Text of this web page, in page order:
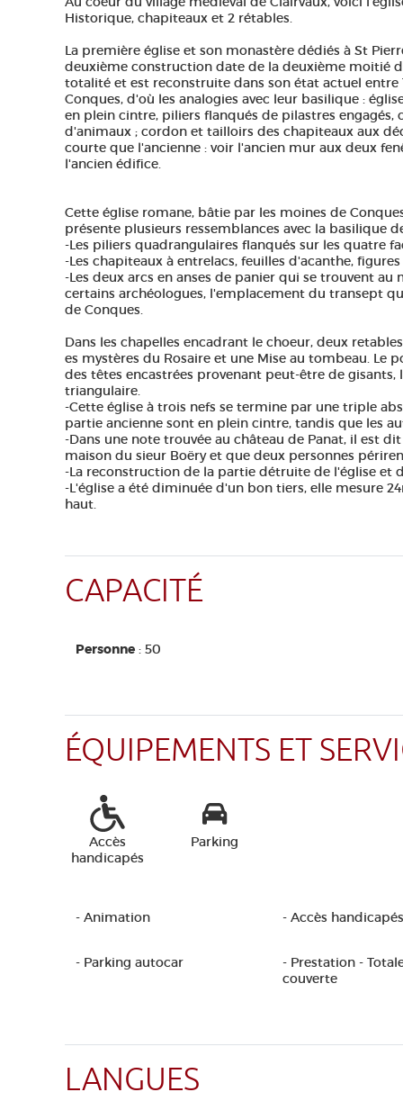
Historique, chapiteaux et 2 rétables.
La première église et son monastère dédiés à St
deuxième construction date de la deuxième moitié
totalité et est reconstruite dans son état actuel entre
Conques, d'où les analogies avec leur basilique :
en plein cintre, piliers flanqués de pilastres
d'animaux ; cordon et tailloirs des chapiteaux aux
courte que l'ancienne : voir l'ancien mur aux deux
l'ancien édifice.
Cette église romane, bâtie par les moines de
présente plusieurs ressemblances avec la basilique
-Les piliers quadrangulaires flanqués sur les quatre
-Les chapiteaux à entrelacs, feuilles d'acanthe,
-Les deux arcs en anses de panier qui se trouvent
certains archéologues, l'emplacement du transept
de Conques.
Dans les chapelles encadrant le choeur, deux
es mystères du Rosaire et une Mise au tombeau. Le
des têtes encastrées provenant peut-être de
triangulaire.
-Cette église à trois nefs se termine par une triple
partie ancienne sont en plein cintre, tandis que les
-Dans une note trouvée au château de Panat, il est
maison du sieur Boëry et que deux personnes
-La reconstruction de la partie détruite de l'église et
-L'église a été diminuée d'un bon tiers, elle mesure
haut.
CAPACITÉ
Personne : 50
ÉQUIPEMENTS ET
Accès
handicapés
Parking
- Animation - Accès handicapés
- Parking autocar
- Prestation -
couverte
LANGUES